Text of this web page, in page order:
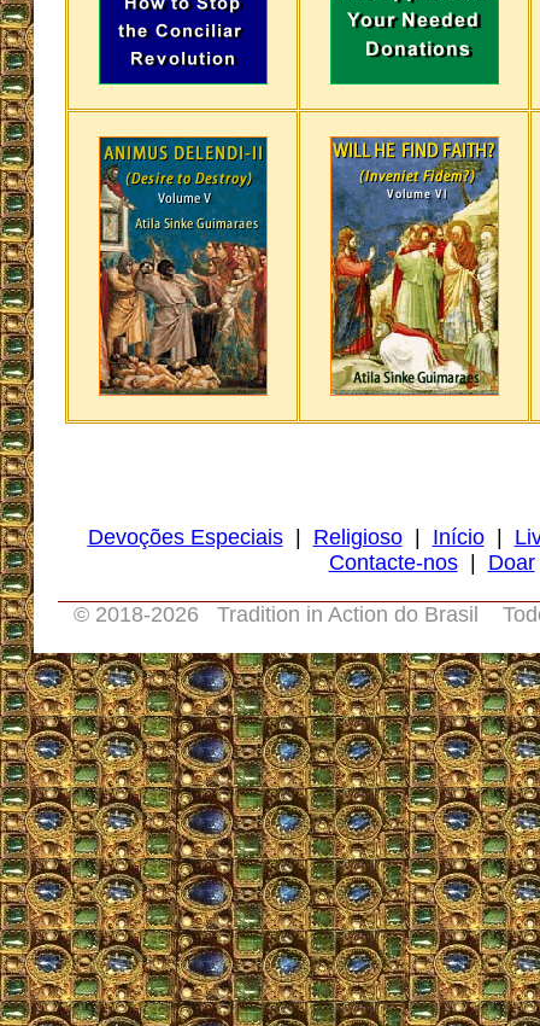
Devoções Especiais| Religioso| Início|
Contacte-nos| Doar
© 2018-2026 Tradition in Action do Brasil